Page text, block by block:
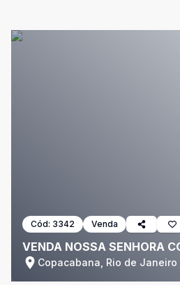
Cód: 3342 Venda
VENDA NOSSA SENHORA
Copacabana, Rio de Janeiro